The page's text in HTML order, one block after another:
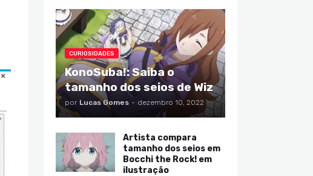
CURIOSIDADES
KonoSuba!: Saiba o
tamanho dos seios de Wiz
por Lucas Gomes - dezembro 10, 2022
Artista compara
tamanho dos seios em
Bocchi the Rock! em
ilustração